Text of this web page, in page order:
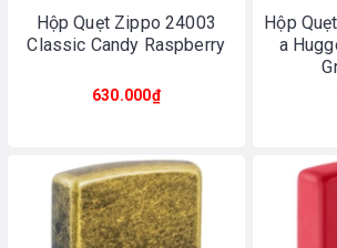
Hộp Quẹt Zippo 24003
Classic Candy Raspberry
630.000₫
Hộp
a